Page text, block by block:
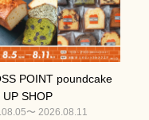
POINT poundcake
UP SHOP
〜 2026.08.11